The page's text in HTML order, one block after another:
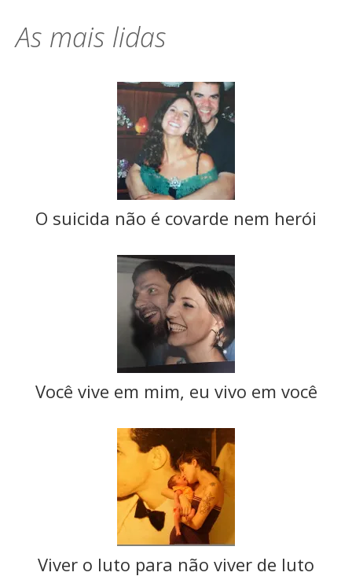
As mais lidas
O suicida não é covarde nem herói
Você vive em mim, eu vivo em você
Viver o luto para não viver de luto